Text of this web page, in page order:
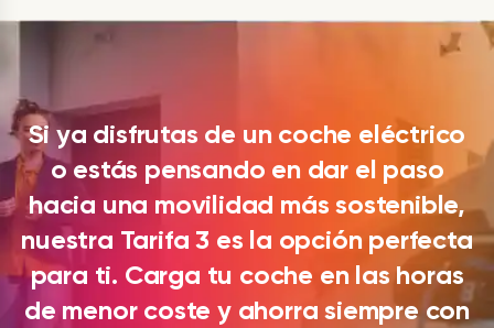
Si ya disfrutas de un coche eléctrico
o estás pensando en dar el paso
hacia una movilidad más sostenible,
nuestra Tarifa 3 es la opción perfecta
para ti. Carga tu coche en las horas
de menor coste y ahorra siempre con